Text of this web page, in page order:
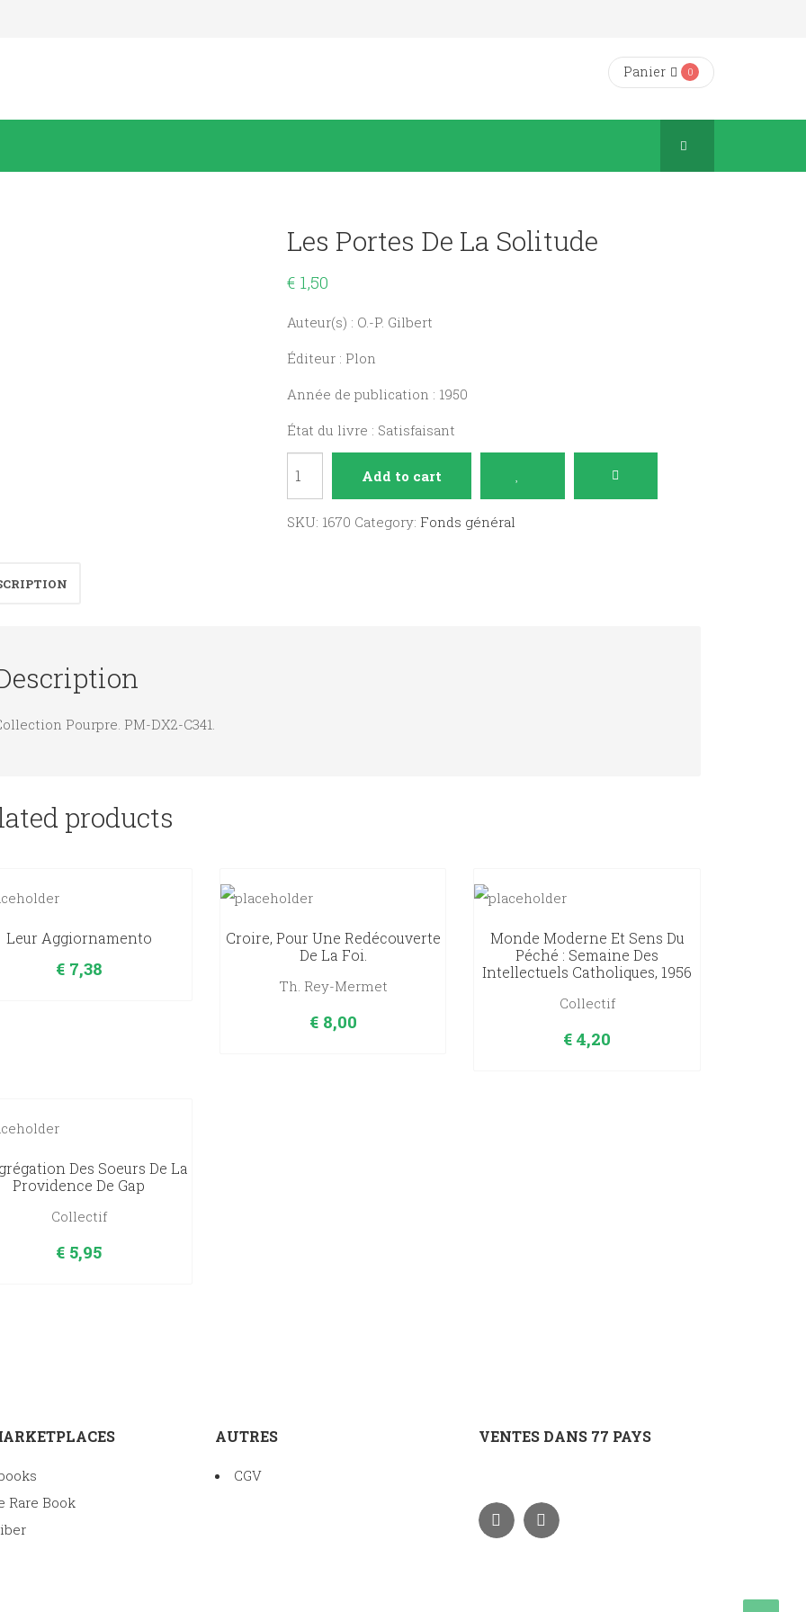
Panier 0
Les Portes De La Solitude
€ 1,50
Auteur(s) : O.-P. Gilbert
Éditeur : Plon
Année de publication : 1950
État du livre : Satisfaisant
de
Add to cart
SKU: 1670 Category: Fonds général
Pourpre. PM-DX2-C341.
products
Leur Aggiornamento
€7,38
Croire, Pour Une Redécouverte
De La Foi.
Th. Rey-Mermet
€8,00
Monde Moderne Et Sens Du
Péché : Semaine Des
Intellectuels Catholiques, 1956
Collectif
€ 4,20
Des Soeurs De La
Providence De Gap
Collectif
€ 5,95
Rare Book
AUTRES
CGV
VENTES DANS 77 PAYS